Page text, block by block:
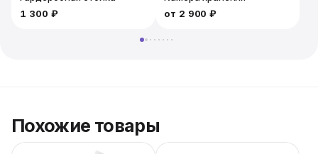
1 300 ₽
от 2 900 ₽
Похожие товары